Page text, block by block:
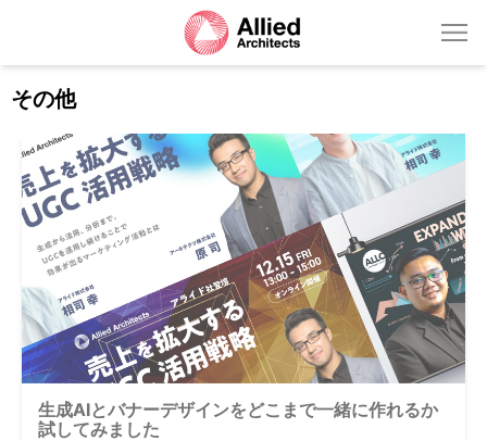
その他
生成AIとバナーデザインをどこまで一緒に作れるか
試してみました